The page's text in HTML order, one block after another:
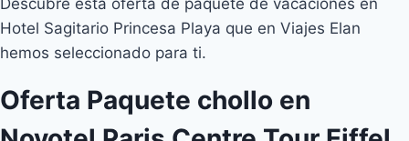
Descubre esta oferta de paquete de vacaciones en
Hotel Sagitario Princesa Playa que en Viajes Elan
hemos seleccionado para ti.
Oferta Paquete chollo en